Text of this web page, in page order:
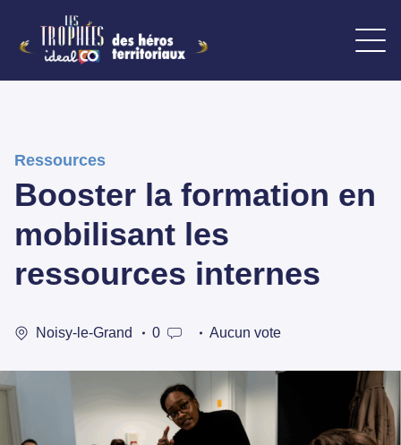
Ressources
Booster la formation en
mobilisant les
ressources internes
Noisy-le-Grand 0 Aucun vote